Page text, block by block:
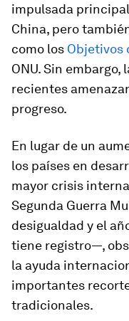
impulsada
China, pero
como los Objetivos
ONU. Sin
recientes
progreso.
En lugar de un
los países en
mayor crisis
Segunda Guerra
desigualdad y el
tiene registro—,
la ayuda
importantes
tradicionales.